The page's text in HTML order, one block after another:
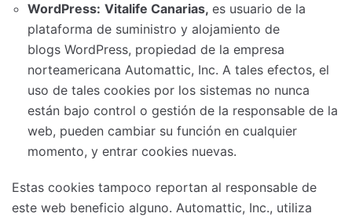
WordPress: Vitalife Canarias, es usuario de la
plataforma de suministro y alojamiento de
blogs WordPress, propiedad de la empresa
norteamericana Automattic, Inc. A tales efectos, el
uso de tales cookies por los sistemas no nunca
están bajo control o gestión de la responsable de la
web, pueden cambiar su función en cualquier
momento, y entrar cookies nuevas.
Estas cookies tampoco reportan al responsable de
este web beneficio alguno. Automattic, Inc., utiliza